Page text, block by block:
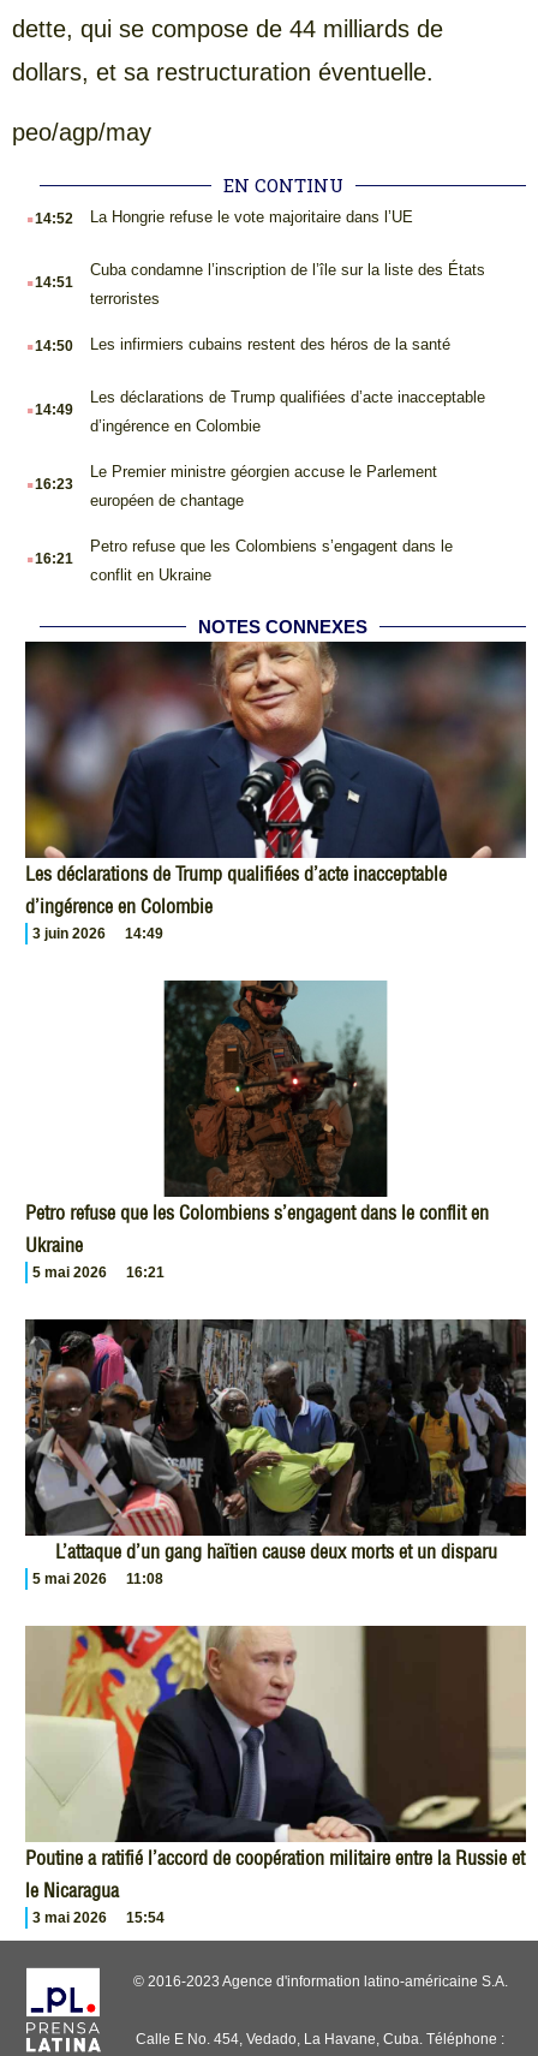
dette, qui se compose de 44 milliards de
dollars, et sa restructuration éventuelle.
peo/agp/may
EN CONTINU
.14:52 La Hongrie refuse le vote majoritaire dans l’UE
.14:51
Cuba condamne l’inscription de l’île sur la liste des États
terroristes
.14:50 Les infirmiers cubains restent des héros de la santé
.14:49
Les déclarations de Trump qualifiées d’acte inacceptable
d’ingérence en Colombie
.16:23
Le Premier ministre géorgien accuse le Parlement
européen de chantage
.16:21
Petro refuse que les Colombiens s’engagent dans le
conflit en Ukraine
NOTES CONNEXES
Les déclarations de Trump qualifiées d’acte inacceptable
d’ingérence en Colombie
3 juin 2026 14:49
Petro refuse que les Colombiens s’engagent dans le conflit en
Ukraine
5 mai 2026 16:21
L’attaque d’un gang haïtien cause deux morts et un disparu
5 mai 2026 11:08
Poutine a ratifié l’accord de coopération militaire entre la Russie et
le Nicaragua
3 mai 2026 15:54
© 2016-2023 Agence d'information latino-américaine S.A.
Calle E No. 454, Vedado, La Havane, Cuba. Téléphone :